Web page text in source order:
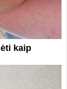
kaip